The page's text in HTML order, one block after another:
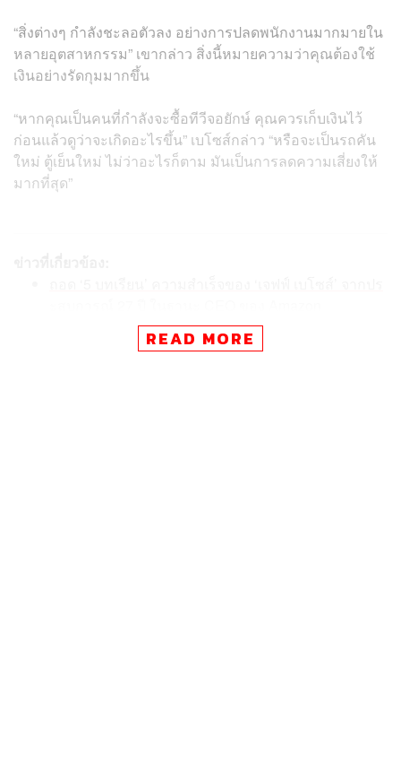
“สิ่งต่างๆ กำลังชะลอตัวลง อย่างการปลดพนักงานมากมายใน
หลายอุตสาหกรรม” เขากล่าว สิ่งนี้หมายความว่าคุณต้องใช้
เงินอย่างรัดกุมมากขึ้น
“หากคุณเป็นคนที่กำลังจะซื้อทีวีจอยักษ์ คุณควรเก็บเงินไว้
ก่อนแล้วดูว่าจะเกิดอะไรขึ้น” เบโซส์กล่าว “หรือจะเป็นรถคัน
ใหม่ ตู้เย็นใหม่ ไม่ว่าอะไรก็ตาม มันเป็นการลดความเสี่ยงให้
มากที่สุด”
เปิดเหตุผลทำไมผู้นำองค์กรอย่าง มาร์ก ซักเคอร์เบิร์ก,
แจ็ค ดอร์ซีย์ และ อีวาน สปีเกล ออกมาขอโทษพนักงาน
READ MORE